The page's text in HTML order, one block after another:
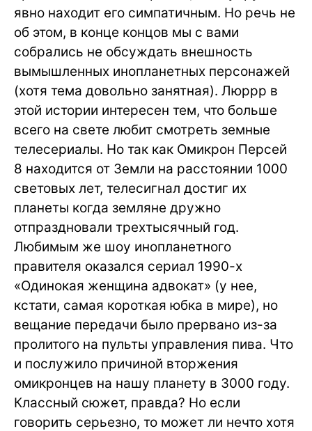
явно находит его симпатичным. Но речь не
об этом, в конце концов мы с вами
собрались не обсуждать внешность
вымышленных инопланетных персонажей
(хотя тема довольно занятная). Люррр в
этой истории интересен тем, что больше
всего на свете любит смотреть земные
телесериалы. Но так как Омикрон Персей
8 находится от Земли на расстоянии 1000
световых лет, телесигнал достиг их
планеты когда земляне дружно
отпраздновали трехтысячный год.
Любимым же шоу инопланетного
правителя оказался сериал 1990-х
«Одинокая женщина адвокат» (у нее,
кстати, самая короткая юбка в мире), но
вещание передачи было прервано из-за
пролитого на пульты управления пива. Что
и послужило причиной вторжения
омикронцев на нашу планету в 3000 году.
Классный сюжет, правда? Но если
говорить серьезно, то может ли нечто хотя